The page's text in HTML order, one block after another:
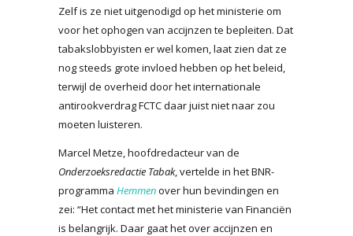
Zelf is ze niet uitgenodigd op het ministerie om
voor het ophogen van accijnzen te bepleiten. Dat
tabakslobbyisten er wel komen, laat zien dat ze
nog steeds grote invloed hebben op het beleid,
terwijl de overheid door het internationale
antirookverdrag FCTC daar juist niet naar zou
moeten luisteren.
Marcel Metze, hoofdredacteur van de
Onderzoeksredactie Tabak, vertelde in het BNR-
programma Hemmenover hun bevindingen en
zei: “Het contact met het ministerie van Financiën
is belangrijk. Daar gaat het over accijnzen en